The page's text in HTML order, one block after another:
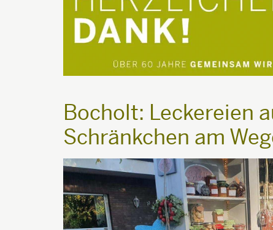
Bocholt: Leckereien
Schränkchen am